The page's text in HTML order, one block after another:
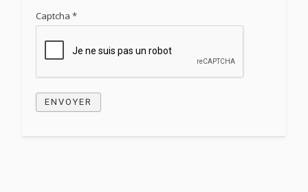
Captcha *
ENVOYER